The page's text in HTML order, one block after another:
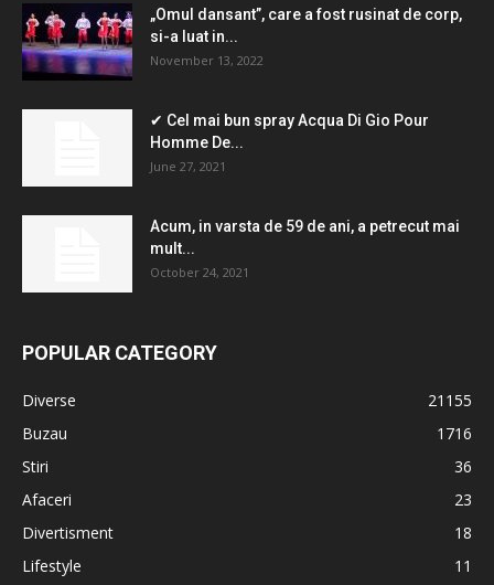
„Omul dansant”, care a fost rusinat de corp,
si-a luat in...
November 13, 2022
✔ Cel mai bun spray Acqua Di Gio Pour
Homme De...
June 27, 2021
Acum, in varsta de 59 de ani, a petrecut mai
mult...
October 24, 2021
POPULAR CATEGORY
Diverse
21155
Buzau
1716
Stiri
36
Afaceri
23
Divertisment
18
Lifestyle
11